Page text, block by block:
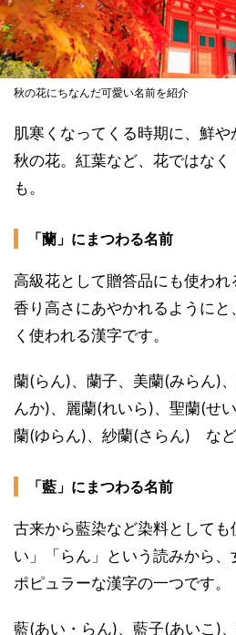
秋の花にちなんだ可愛い名前を紹介
肌寒くなってくる時期に、鮮
秋の花。紅葉など、花ではな
も。
「蘭」にまつわる名前
高級花として贈答品にも使わ
香り高さにあやかれるように
く使われる漢字です。
蘭(らん)、蘭子、美蘭(みらん)
んか)、麗蘭(れいら)、聖蘭(せ
蘭(ゆらん)、紗蘭(さらん) など
「藍」にまつわる名前
古来から藍染など染料として
い」「らん」という読みから
ポピュラーな漢字の一つです。
藍(あい・らん)、藍子(あいこ)